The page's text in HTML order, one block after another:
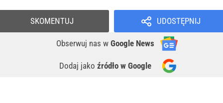
UDOSTĘPNIJ
Obserwuj nas w Google News
Dodaj jako źródło w Google
SKOMENTUJ